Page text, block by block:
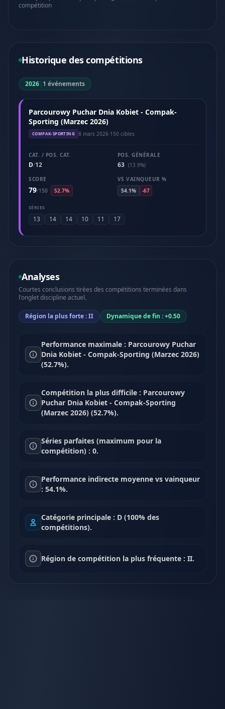
compétition
Historique des compétitions
2026| 1 événements
Parcourowy Puchar Dnia Kobiet - Compak-
Sporting (Marzec 2026)
COMPAK-SPORTING 8 mars 2026·150 cibles
CAT. / POS. CAT.
D/12
POS. GÉNÉRALE
63 (13.9%)
SCORE
79/150 52.7%
VS VAINQUEUR %
54.1%
-67
SÉRIES
13 14 14 10 11 17
Analyses
Courtes conclusions tirées des compétitions terminées dans
l'onglet discipline actuel.
Région la plus forte : II Dynamique de fin : +0.50
Performance maximale : Parcourowy Puchar
Dnia Kobiet - Compak-Sporting (Marzec 2026)
(52.7%).
Compétition la plus difficile : Parcourowy
Puchar Dnia Kobiet - Compak-Sporting
(Marzec 2026) (52.7%).
Séries parfaites (maximum pour la
compétition) : 0.
Performance indirecte moyenne vs vainqueur
: 54.1%.
Catégorie principale : D (100% des
compétitions).
Région de compétition la plus fréquente : II.